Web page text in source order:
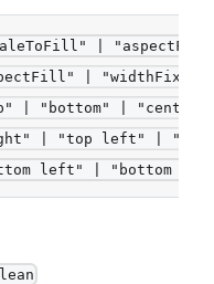
|
| "widthFix" |
| "bottom" |
| "top left" |
left" | "bottom